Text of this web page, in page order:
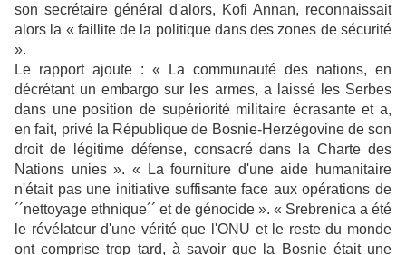
son secrétaire général d'alors, Kofi Annan, reconnaissait
alors la « faillite de la politique dans des zones de sécurité
».
Le rapport ajoute : « La communauté des nations, en
décrétant un embargo sur les armes, a laissé les Serbes
dans une position de supériorité militaire écrasante et a,
en fait, privé la République de Bosnie-Herzégovine de son
droit de légitime défense, consacré dans la Charte des
Nations unies ». « La fourniture d'une aide humanitaire
n'était pas une initiative suffisante face aux opérations de
´´nettoyage ethnique´´ et de génocide ». « Srebrenica a été
le révélateur d'une vérité que l'ONU et le reste du monde
ont comprise trop tard, à savoir que la Bosnie était une